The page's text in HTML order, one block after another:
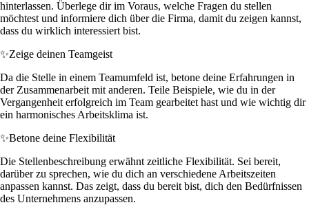
hinterlassen. Überlege dir im Voraus, welche Fragen du stellen
möchtest und informiere dich über die Firma, damit du zeigen kannst,
dass du wirklich interessiert bist.
✨Zeige deinen Teamgeist
Da die Stelle in einem Teamumfeld ist, betone deine Erfahrungen in
der Zusammenarbeit mit anderen. Teile Beispiele, wie du in der
Vergangenheit erfolgreich im Team gearbeitet hast und wie wichtig dir
ein harmonisches Arbeitsklima ist.
✨Betone deine Flexibilität
Die Stellenbeschreibung erwähnt zeitliche Flexibilität. Sei bereit,
darüber zu sprechen, wie du dich an verschiedene Arbeitszeiten
anpassen kannst. Das zeigt, dass du bereit bist, dich den Bedürfnissen
des Unternehmens anzupassen.